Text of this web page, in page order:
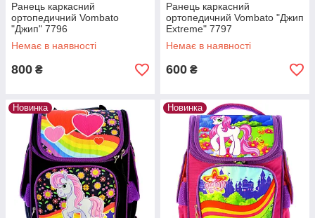
Ранець каркасний
ортопедичний Vombato
"Джип" 7796
Немає в наявності
800 ₴
Ранець каркасний
ортопедичний Vombato "Джип
Extreme" 7797
Немає в наявності
600 ₴
Новинка Новинка